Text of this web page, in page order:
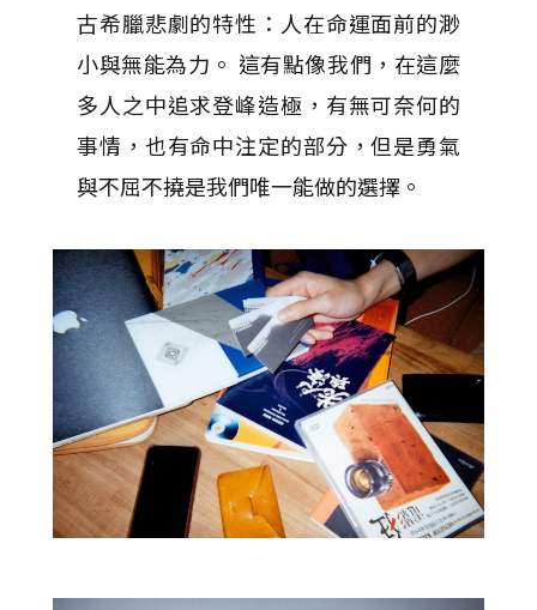
古希臘悲劇的特性：人在命運面前的渺
小與無能為力。 這有點像我們，在這麼
多人之中追求登峰造極，有無可奈何的
事情，也有命中注定的部分，但是勇氣
與不屈不撓是我們唯一能做的選擇。